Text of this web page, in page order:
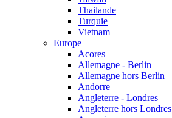
Thailande
Turquie
Vietnam
Europe
Acores
Allemagne - Berlin
Allemagne hors Berlin
Andorre
Angleterre - Londres
Angleterre hors Londres